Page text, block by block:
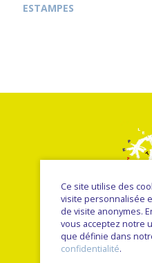
ESTAMPES
© Le petit jaunais -
une
Ce site utilise des
visite personnalisée
de visite anonymes.
vous acceptez notre
que définie dans
confidentialité.